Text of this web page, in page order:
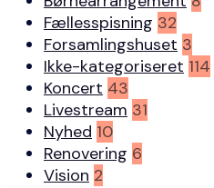
Fællesspisning 32
Forsamlingshuset 3
Ikke-kategoriseret 114
Koncert 43
Livestream 31
Nyhed 10
Renovering 6
Vision 2